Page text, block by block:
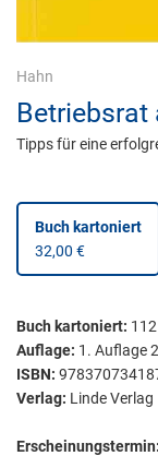
Hahn
Betriebsrat
Tipps für eine
Buch kartoniert
32,00 €
Buch kartoniert: 112
Auflage: 1. Auflage
ISBN:
Verlag: Linde Verlag
Erscheinungstermin: